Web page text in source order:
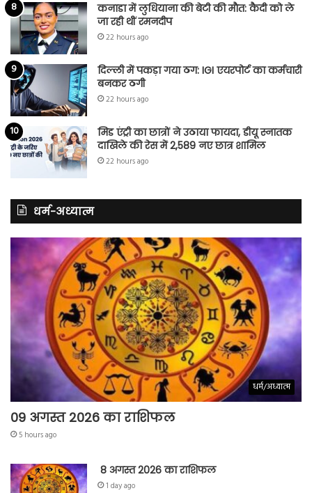
कनाडा में लुधियाना की बेटी की माैत: कैदी को ले
जा रही थीं रमनदीप
22 hours ago
दिल्ली में पकड़ा गया ठग: IGI एयरपोर्ट का कर्मचारी
बनकर ठगी
22 hours ago
मिड एंट्री का छात्रों ने उठाया फायदा, डीयू स्नातक
दाखिले की रेस में 2,589 नए छात्र शामिल
22 hours ago
धर्म-अध्यात्म
धर्म/अध्यात्म
09 अगस्त 2026 का राशिफल
5 hours ago
8 अगस्त 2026 का राशिफल
1 day ago